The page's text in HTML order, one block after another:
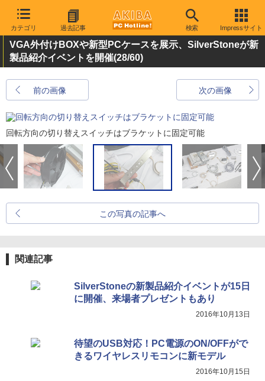
カテゴリ 過去記事 検索 Impressサイト
VGA外付けBOXや新型PCケースを展示、SilverStoneが新
製品紹介イベントを開催(28/60)
前の画像 次の画像
回転方向の切り替えスイッチはブラケットに固定可能
この写真の記事へ
関連記事
SilverStoneの新製品紹介イベントが15日
に開催、来場者プレゼントもあり
2016年10月13日
待望のUSB対応！PC電源のON/OFFがで
きるワイヤレスリモコンに新モデル
2016年10月15日